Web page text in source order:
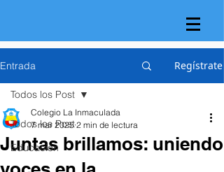
Entrada Regístrate
Todos los Post
Educación
Todos los Post
Juntas brillamos: uniendo
Colegio La Inmaculada
7 mar 2025 2 min de lectura